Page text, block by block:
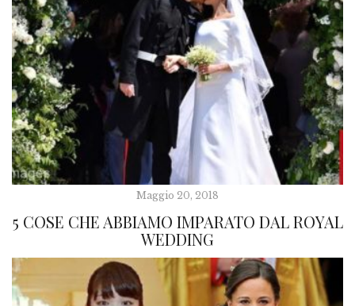
Maggio 20, 2018
5 COSE CHE ABBIAMO IMPARATO DAL ROYAL
WEDDING